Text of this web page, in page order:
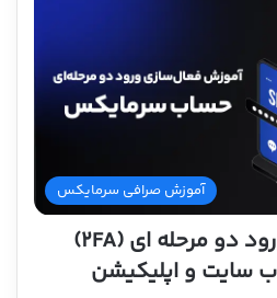
آموزش صرافی سرمایکس
آموزش فعال‌سازی ورود دو مرحله ای (2FA)
سایت و اپلیکیشن